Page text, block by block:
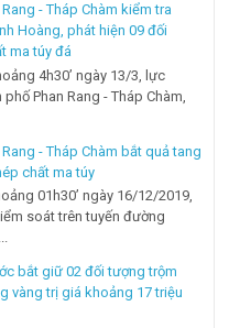
- Tháp Chàm kiểm tra
Hoàng, phát hiện 09 đối
ma túy đá
4h30’ ngày 13/3, lực
Phan Rang - Tháp Chàm,
- Tháp Chàm bắt quả tang
chất ma túy
01h30’ ngày 16/12/2019,
soát trên tuyến đường
bắt giữ 02 đối tượng trộm
vàng trị giá khoảng 17 triệu